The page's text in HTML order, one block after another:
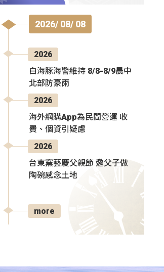
2026/ 08/ 08
2026
白海豚海警維持 8/8-8/9晨中
北部防豪雨
2026
海外網購App為民間營運 收
費、個資引疑慮
2026
台東窯藝慶父親節 邀父子做
陶碗感念土地
more